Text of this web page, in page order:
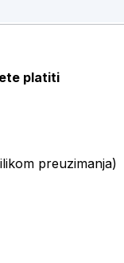
platiti
preuzimanja)